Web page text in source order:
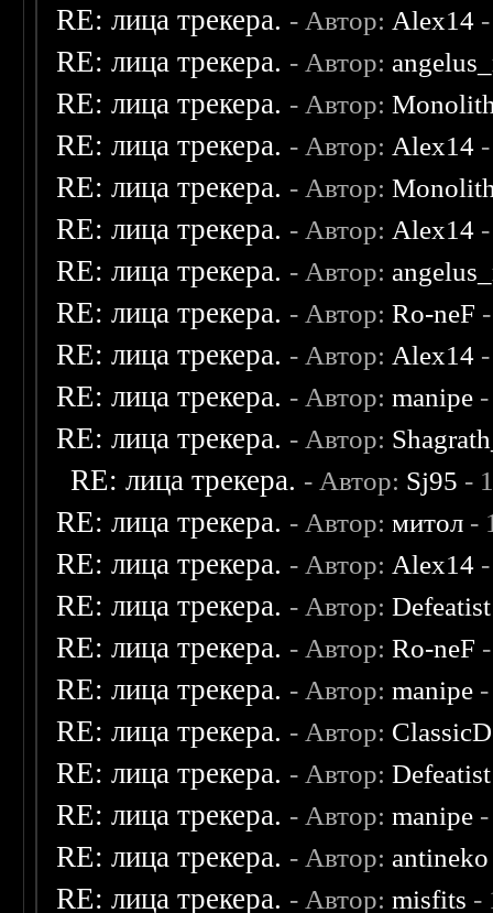
RE: лица трекера. - Автор: Alex14
RE: лица трекера. - Автор:
RE: лица трекера. - Автор:
RE: лица трекера. - Автор: Alex14
RE: лица трекера. - Автор:
RE: лица трекера. - Автор: Alex14
RE: лица трекера. - Автор:
RE: лица трекера. - Автор:Ro-neF
RE: лица трекера. - Автор: Alex14
RE: лица трекера. - Автор:manipe
RE: лица трекера. - Автор:
RE: лица трекера. - Автор: Sj95 -
RE: лица трекера. - Автор:митол -
RE: лица трекера. - Автор: Alex14
RE: лица трекера. - Автор:Defeatist
RE: лица трекера. - Автор:Ro-neF
RE: лица трекера. - Автор:manipe
RE: лица трекера. - Автор:
RE: лица трекера. - Автор:Defeatist
RE: лица трекера. - Автор:manipe
RE: лица трекера. - Автор: antineko
RE: лица трекера. - Автор:misfits -